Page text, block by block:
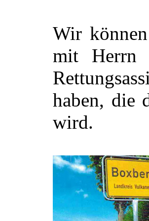
Wir
mit Herrn
haben, die
wird.